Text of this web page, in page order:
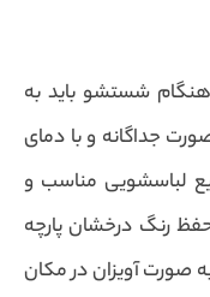
هنگام شستشو باید به
جداگانه و با دمای
لباسشویی مناسب و
رنگ درخشان پارچه
صورت آویزان در مکان